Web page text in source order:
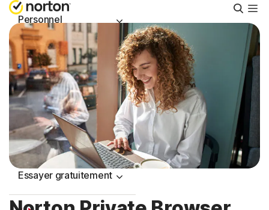
Personnel
Small Business
Ressources
Support
Essayer gratuitement